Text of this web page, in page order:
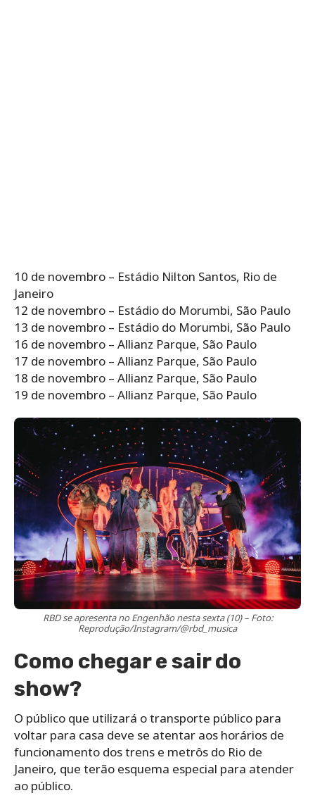
10 de novembro – Estádio Nilton Santos, Rio de
Janeiro
12 de novembro – Estádio do Morumbi, São Paulo
13 de novembro – Estádio do Morumbi, São Paulo
16 de novembro – Allianz Parque, São Paulo
17 de novembro – Allianz Parque, São Paulo
18 de novembro – Allianz Parque, São Paulo
19 de novembro – Allianz Parque, São Paulo
RBD se apresenta no Engenhão nesta sexta (10) – Foto:
Reprodução/Instagram/@rbd_musica
Como chegar e sair do
show?
O público que utilizará o transporte público para
voltar para casa deve se atentar aos horários de
funcionamento dos trens e metrôs do Rio de
Janeiro, que terão esquema especial para atender
ao público.